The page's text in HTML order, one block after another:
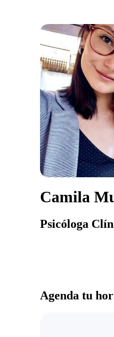
Camila
Psicóloga
Agenda tu